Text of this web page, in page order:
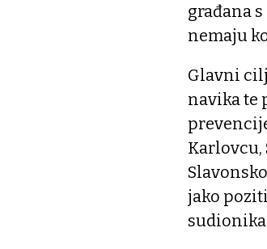
građana
nemaju
Glavni
navika te
Karlovcu,
jako